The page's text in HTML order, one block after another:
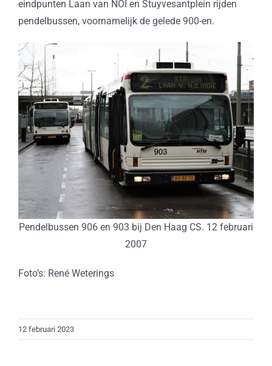
eindpunten Laan van NOI en Stuyvesantplein rijden
pendelbussen, voornamelijk de gelede 900-en.
Pendelbussen 906 en 903 bij Den Haag CS. 12 februari
2007
Foto’s: René Weterings
12 februari 2023